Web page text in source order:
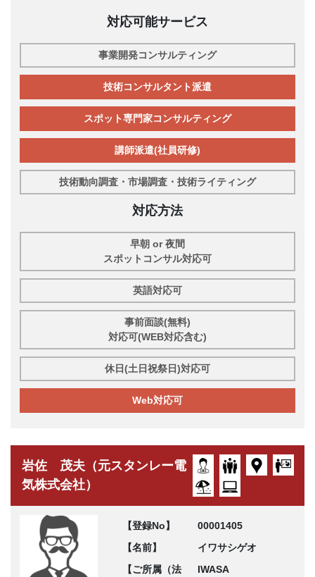
対応可能サービス
事業開発コンサルティング
技術コンサルタント派遣
スポット専門家コンサルティング
講師派遣(社員研修)
技術動向調査・市場調査・技術ライティング
対応方法
早朝 or 夜間
スポットコンサル対応可
英語対応可
事前面談(無料)
対応可(WEB対応含む)
休日(土日祝祭日)対応可
Web対応可
岩佐 茂夫（元スタンレー電
気株式会社）
【登録No】
00001405
【名前】
イワサシゲオ
【ご所属（法
IWASA